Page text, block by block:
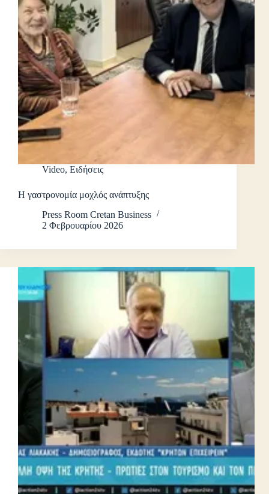
Video, Ειδήσεις
Η γαστρονομία μοχλός ανάπτυξης
Press Room Cretan Business
2 Φεβρουαρίου 2026